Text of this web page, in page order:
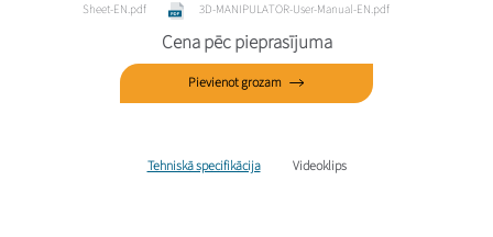
Cena pēc pieprasījuma
Sheet-EN.pdf
3D-MANIPULATOR-User-Manual-EN.pdf
Pievienot grozam
Tehniskā specifikācija Videoklips